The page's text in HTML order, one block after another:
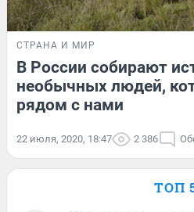
СТРАНА И МИР
В России собирают
необычных людей,
рядом с нами
22 июля, 2020, 18:47 2 386
ТОП